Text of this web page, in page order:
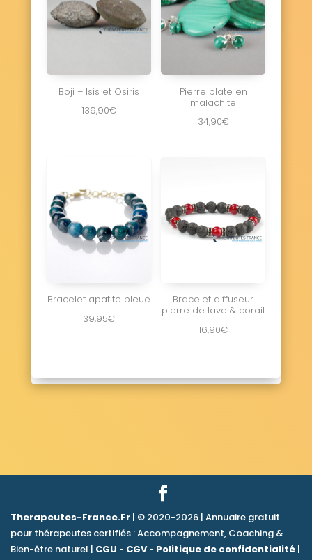
Boji – Isis et Osiris
139,90€
Pierre plate en
malachite
34,90€
Bracelet apatite bleue
39,95€
Bracelet diffuseur
pierre de lave & corail
16,90€
Therapeutes-France.Fr | © 2020-2026 | Annuaire gratuit
pour thérapeutes certifiés : Accompagnement, Coaching &
Bien-être naturel | CGU - CGV- Politique de confidentialité |